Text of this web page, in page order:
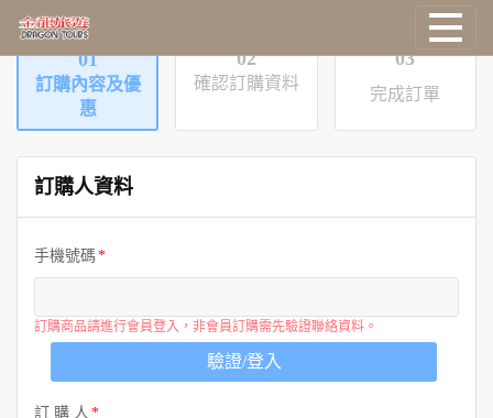
國外旅遊
主題旅遊
郵輪旅遊
台灣旅遊
01
訂購內容及優
惠
02
確認訂購資料
03
完成訂單
訂購人資料
手機號碼
訂購商品請進行會員登入，非會員訂購需先驗證聯絡資料。
驗證/登入
訂 購 人